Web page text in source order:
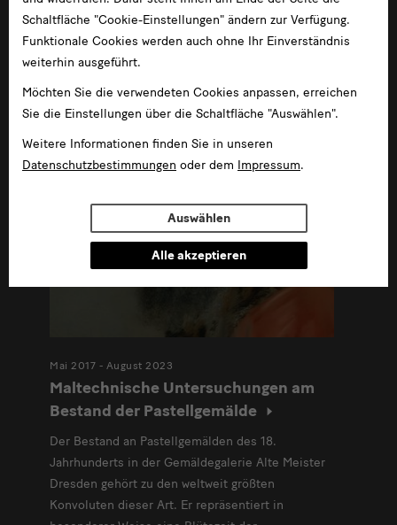
Die Beziehungen zwischen deutscher und
Austausches – sind vielfältig.
Mai 2017 - August 2023
Maltechnische Untersuchungen am
Bestand der Pastellgemälde
Der Bestand an Pastellgemälden des 18.
Jahrhunderts in der Gemäldegalerie Alte Meister
Dresden gehört zu den weltweit größten
Konvoluten dieser Art. Er repräsentiert in
Schaltfläche "Cookie-Einstellungen" ändern zur Verfügung.
Funktionale Cookies werden auch ohne Ihr Einverständnis
weiterhin ausgeführt.
Möchten Sie die verwendeten Cookies anpassen, erreichen
Sie die Einstellungen über die Schaltfläche "Auswählen".
Weitere Informationen finden Sie in unseren
Datenschutzbestimmungen oder dem Impressum.
Auswählen
Alle akzeptieren